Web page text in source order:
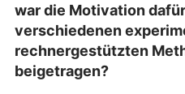
war die Motivation
verschiedenen
rechnergestützten
beigetragen?